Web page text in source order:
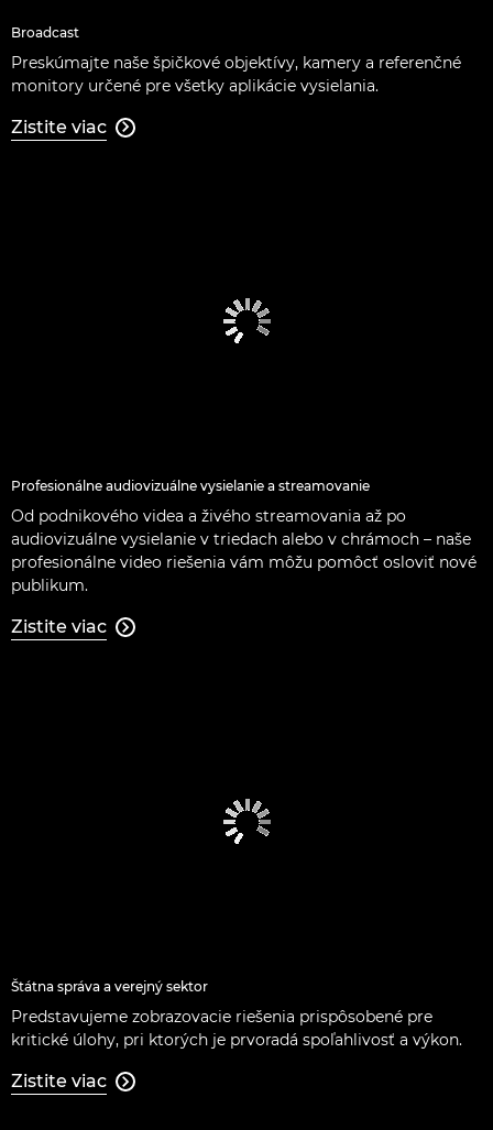
Broadcast
Preskúmajte naše špičkové objektívy, kamery a referenčné
monitory určené pre všetky aplikácie vysielania.
Zistite viac 
Profesionálne audiovizuálne vysielanie a streamovanie
Od podnikového videa a živého streamovania až po
audiovizuálne vysielanie v triedach alebo v chrámoch – naše
profesionálne video riešenia vám môžu pomôcť osloviť nové
publikum.
Zistite viac 
Štátna správa a verejný sektor
Predstavujeme zobrazovacie riešenia prispôsobené pre
kritické úlohy, pri ktorých je prvoradá spoľahlivosť a výkon.
Zistite viac 